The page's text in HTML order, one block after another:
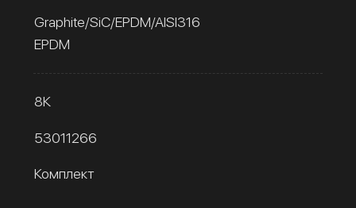
Graphite/SiC/EPDM/AISI316
EPDM
8К
53011266
Комплект